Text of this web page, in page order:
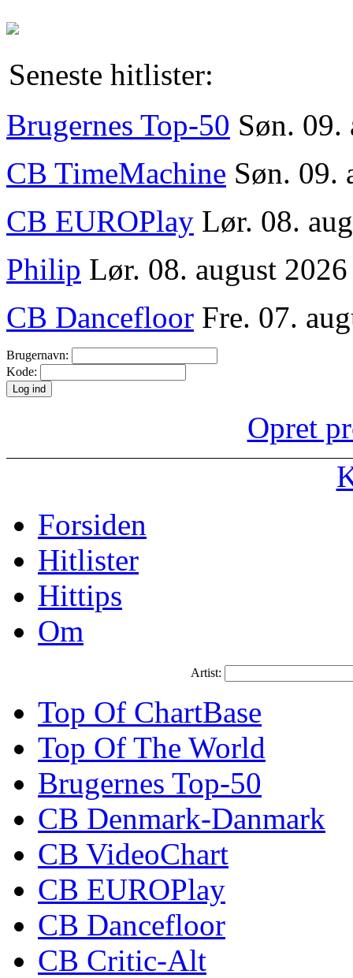
Seneste hitlister:
Brugernes Top-50 Søn. 09.
CB TimeMachine Søn. 09.
CB EUROPlay Lør. 08.
Philip Lør. 08. august
CB Dancefloor Fre. 07.
Brugernavn:
Kode:
Opret
Forsiden
Hitlister
Hittips
Om
Artist:
Top Of ChartBase
Top Of The World
Brugernes Top-50
CB Denmark-Danmark
CB VideoChart
CB EUROPlay
CB Dancefloor
CB Critic-Alt